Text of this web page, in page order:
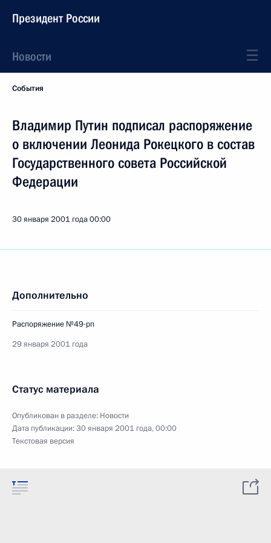
Президент России
Новости
События
Владимир Путин подписал распоряжение
о включении Леонида Рокецкого в состав
Государственного совета Российской
Федерации
30 января 2001 года00:00
Дополнительно
Распоряжение №49-рп
29 января 2001 года
Статус материала
Опубликован в разделе: Новости
Дата публикации:30 января 2001 года, 00:00
Текстовая версия